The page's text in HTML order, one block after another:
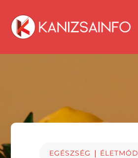
EGÉSZSÉG | ÉLETMÓD